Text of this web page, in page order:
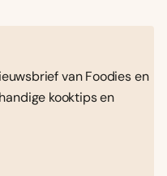
van Foodies en
kooktips en